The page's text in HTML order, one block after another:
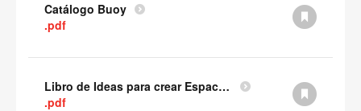
Catálogo Buoy
.pdf
Libro de Ideas para crear Espacios Privados
.pdf